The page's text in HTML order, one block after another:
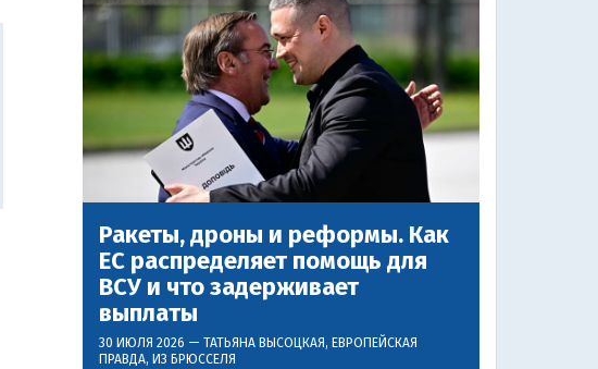
Ракеты, дроны и реформы. Как
ЕС распределяет помощь для
ВСУ и что задерживает
выплаты
30 ИЮЛЯ 2026 — ТАТЬЯНА ВЫСОЦКАЯ, ЕВРОПЕЙСКАЯ
ПРАВДА, ИЗ БРЮССЕЛЯ